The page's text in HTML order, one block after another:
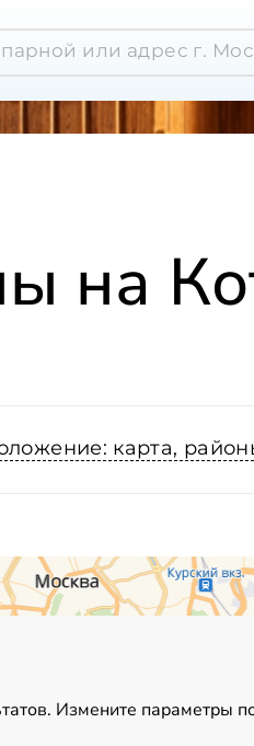
на
карта,
Измените параметры